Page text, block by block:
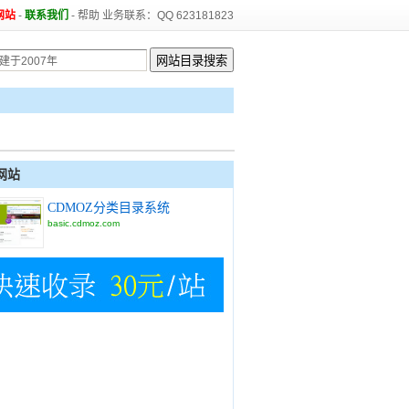
站 - 联系我们 - 帮助 业务联系：QQ 623181823
站
CDMOZ分类目录系统
basic.cdmoz.com